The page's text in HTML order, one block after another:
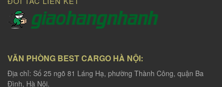
VĂN PHÒNG BEST CARGO HÀ NỘI:
Địa chỉ: Số 25 ngõ 81 Láng Hạ, phường Thành Công, quận Ba
Đình, Hà Nội.